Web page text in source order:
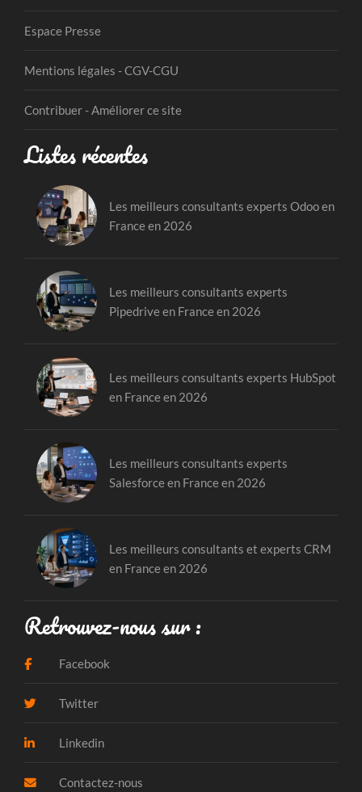
Espace Presse
Mentions légales - CGV-CGU
Contribuer - Améliorer ce site
Listes récentes
Les meilleurs consultants experts Odoo en
France en 2026
Les meilleurs consultants experts
Pipedrive en France en 2026
Les meilleurs consultants experts HubSpot
en France en 2026
Les meilleurs consultants experts
Salesforce en France en 2026
Les meilleurs consultants et experts CRM
en France en 2026
Retrouvez-nous sur :
Facebook
Twitter
Linkedin
Contactez-nous